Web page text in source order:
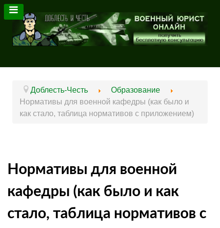
Доблесть-Честь
Образование
Нормативы для военной кафедры (как было и
как стало, таблица нормативов с приложением)
Нормативы для военной
кафедры (как было и как
стало, таблица нормативов с